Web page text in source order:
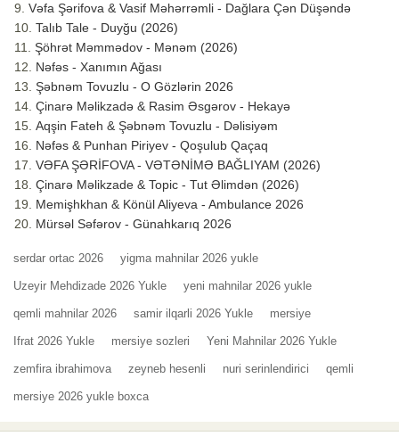
Vəfa Şərifova & Vasif Məhərrəmli - Dağlara Çən Düşəndə
Talıb Tale - Duyğu (2026)
Şöhrət Məmmədov - Mənəm (2026)
Nəfəs - Xanımın Ağası
Şəbnəm Tovuzlu - O Gözlərin 2026
Çinarə Məlikzadə & Rasim Əsgərov - Hekayə
Aqşin Fateh & Şəbnəm Tovuzlu - Dəlisiyəm
Nəfəs & Punhan Piriyev - Qoşulub Qaçaq
VƏFA ŞƏRİFOVA - VƏTƏNİMƏ BAĞLIYAM (2026)
Çinarə Məlikzade & Topic - Tut Əlimdən (2026)
Memişhkhan & Könül Aliyeva - Ambulance 2026
Mürsəl Səfərov - Günahkarıq 2026
serdar ortac 2026 yigma mahnilar 2026 yukle
Uzeyir Mehdizade 2026 Yukle yeni mahnilar 2026 yukle
qemli mahnilar 2026 samir ilqarli 2026 Yukle mersiye
Ifrat 2026 Yukle mersiye sozleri Yeni Mahnilar 2026 Yukle
zemfira ibrahimova zeyneb hesenli nuri serinlendirici qemli
mersiye 2026 yukle boxca